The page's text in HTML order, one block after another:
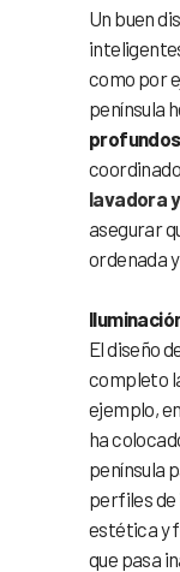
Un buen
como por
península
lavadora
asegurar
ordenada
El diseño
completo
ejemplo,
ha
península
perfiles de
estética y
que pasa